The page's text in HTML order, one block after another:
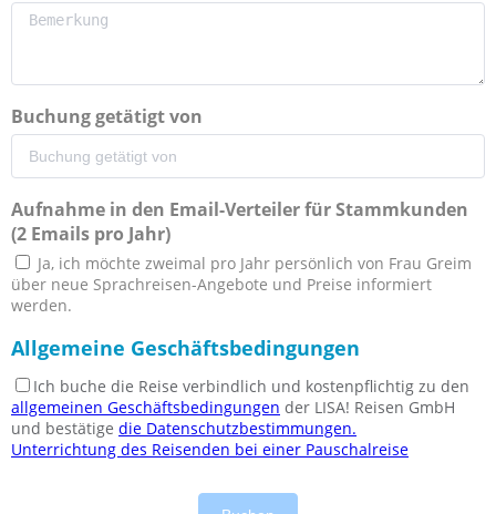
Buchung getätigt von
Aufnahme in den Email-Verteiler für Stammkunden
(2 Emails pro Jahr)
Ja, ich möchte zweimal pro Jahr persönlich von Frau Greim
über neue Sprachreisen-Angebote und Preise informiert
werden.
Allgemeine Geschäftsbedingungen
Ich buche die Reise verbindlich und kostenpflichtig zu den
allgemeinen Geschäftsbedingungen der LISA! Reisen GmbH
und bestätige die Datenschutzbestimmungen.
Unterrichtung des Reisenden bei einer Pauschalreise